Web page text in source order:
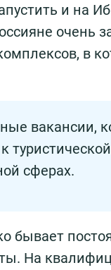
и на
очень
в
вакансии,
сферах.
бывает
На